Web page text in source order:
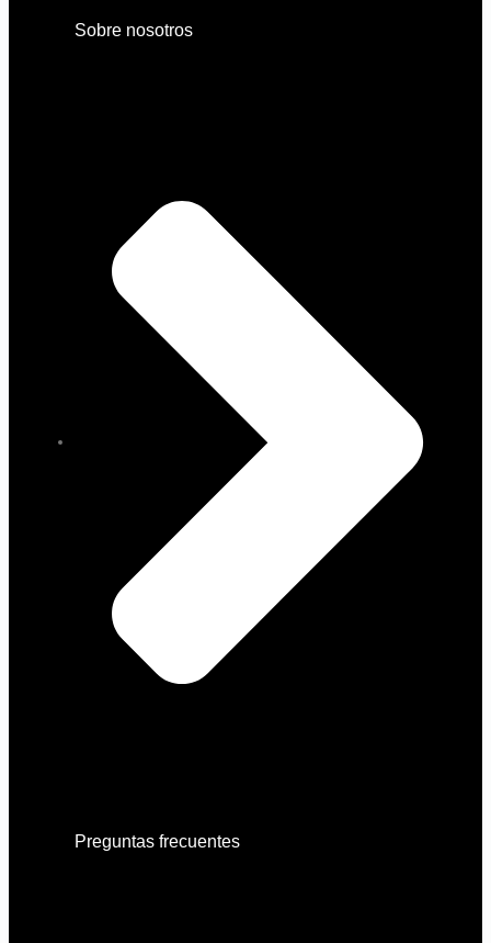
Sobre nosotros
Preguntas frecuentes